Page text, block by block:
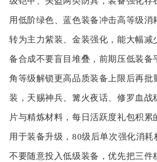
用低阶绿色、蓝色装备冲击高等级消
转为主力紫装、金装强化，能大幅减
备合成不要盲目堆叠，前期压低装备
角等级解锁更高品质装备上限后再批
装，天赐神兵、篝火夜话、修罗血战
片与精炼材料，每日活跃度礼包积累
用于装备升级，80级后单次强化消耗
不要随意投入低级装备，优先把三件